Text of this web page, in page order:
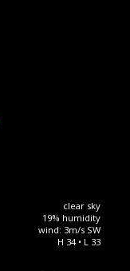
clear sky
19% humidity
wind: 3m/s SW
H 34 • L 33